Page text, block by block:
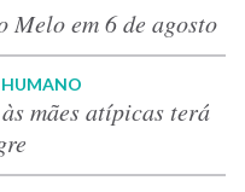
Melo em 6 de agosto
HUMANO
mães atípicas terá